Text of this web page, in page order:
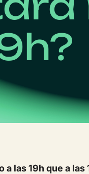
las 19h que a